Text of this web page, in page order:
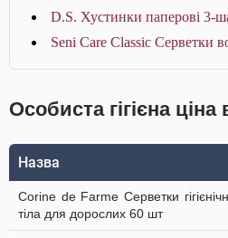
D.S. Хустинки паперові 3-
Seni Care Classic Серветки
Особиста гігієна ціна
Назва
Corine de Farme Серветки
тіла для дорослих 60 шт